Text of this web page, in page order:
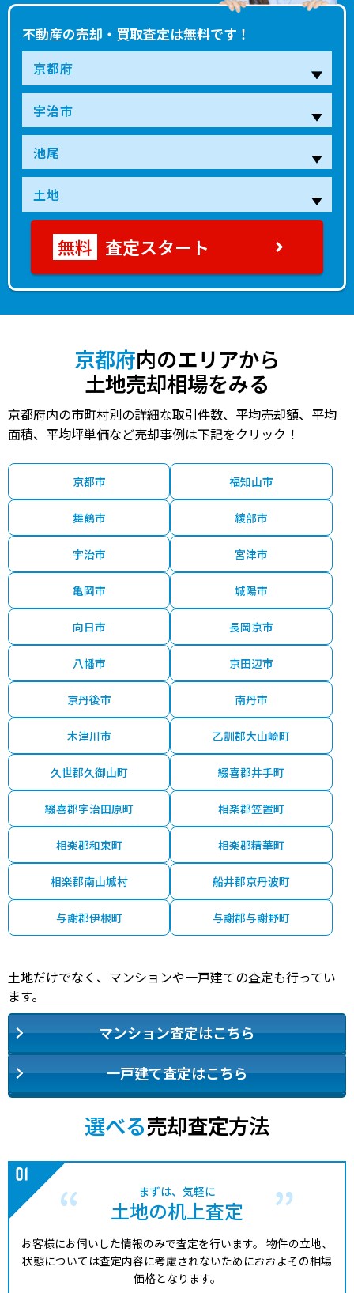
不動産の売却・買取査定は無料です！
査定スタート
京都府内のエリアから
土地売却相場をみる
京都府内の市町村別の詳細な取引件数、平均売却額、平均
面積、平均坪単価など売却事例は下記をクリック！
京都市 福知山市
舞鶴市 綾部市
宇治市 宮津市
亀岡市 城陽市
向日市 長岡京市
八幡市 京田辺市
京丹後市 南丹市
木津川市 乙訓郡大山崎町
久世郡久御山町 綴喜郡井手町
綴喜郡宇治田原町 相楽郡笠置町
相楽郡和束町 相楽郡精華町
相楽郡南山城村 船井郡京丹波町
与謝郡伊根町 与謝郡与謝野町
土地だけでなく、マンションや一戸建ての査定も行ってい
ます。
マンション査定はこちら
一戸建て査定はこちら
選べる売却査定方法
まずは、気軽に
土地の机上査定
お客様にお伺いした情報のみで査定を行います。 物件の立地、
状態については査定内容に考慮されないためにおおよその相場
価格となります。